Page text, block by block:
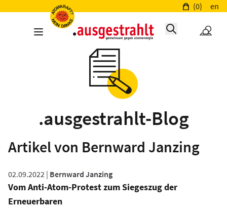
(0) en
.ausgestrahlt-Blog
Artikel von Bernward Janzing
02.09.2022 | Bernward Janzing
Vom Anti-Atom-Protest zum Siegeszug der
Erneuerbaren